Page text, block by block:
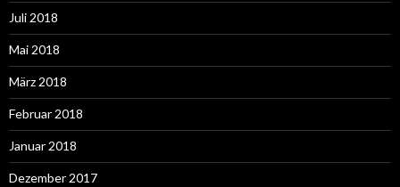
Juli 2018
Mai 2018
März 2018
Februar 2018
Januar 2018
Dezember 2017